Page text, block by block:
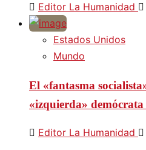
Editor La Humanidad
Estados Unidos
Mundo
El «fantasma
«izquierda»
Editor La Humanidad